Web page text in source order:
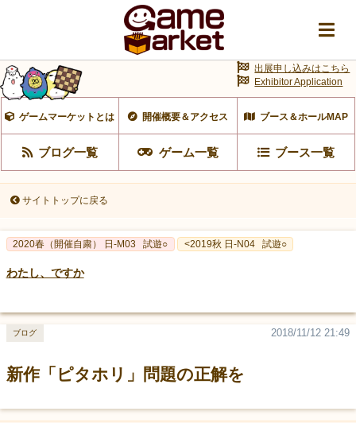
ゲームマーケットとは 開催概要＆アクセス ブース＆ホールMAP
ブログ一覧 ゲーム一覧 ブース一覧
出展申し込みはこちら
Exhibitor Application
サイトトップに戻る
2020春（開催自粛） 日-M03 試遊○ <2019秋 日-N04 試遊○
わたし、ですか
新作「ピタホリ」問題の正解を
2018/11/12 21:49
ブログ